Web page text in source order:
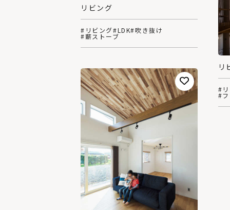
リビング
#リビング#LDK#吹き抜け
#薪ストーブ
リ
#
#